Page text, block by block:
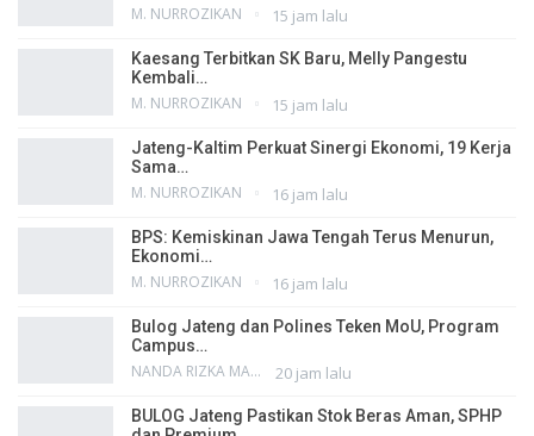
M. NURROZIKAN 15 jam lalu
Kaesang Terbitkan SK Baru, Melly Pangestu
Kembali…
M. NURROZIKAN 15 jam lalu
Jateng-Kaltim Perkuat Sinergi Ekonomi, 19 Kerja
Sama…
M. NURROZIKAN 16 jam lalu
BPS: Kemiskinan Jawa Tengah Terus Menurun,
Ekonomi…
M. NURROZIKAN 16 jam lalu
Bulog Jateng dan Polines Teken MoU, Program
Campus…
NANDA RIZKA MAHENDRA 20 jam lalu
BULOG Jateng Pastikan Stok Beras Aman, SPHP